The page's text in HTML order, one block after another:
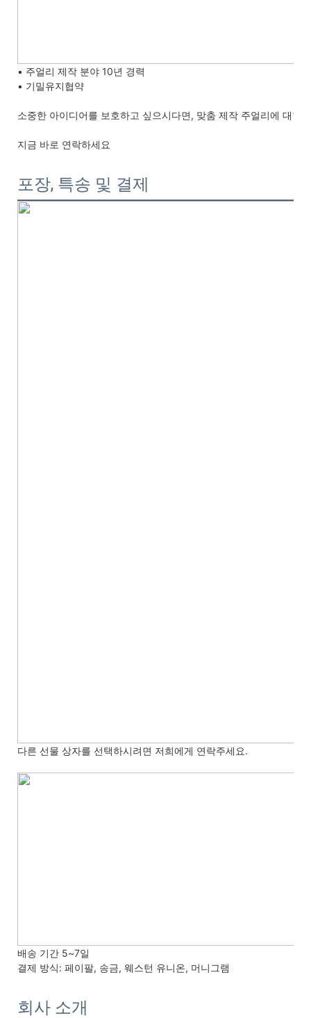
• 주얼리 제작 분야 10년 경력
• 기밀유지협약
소중한 아이디어를 보호하고 싶으시다면, 맞춤 제작 주얼리에 대한
지금 바로 연락하세요
포장, 특송 및 결제
다른 선물 상자를 선택하시려면 저희에게 연락주세요.
배송 기간 5~7일
결제 방식: 페이팔, 송금, 웨스턴 유니온, 머니그램
회사 소개